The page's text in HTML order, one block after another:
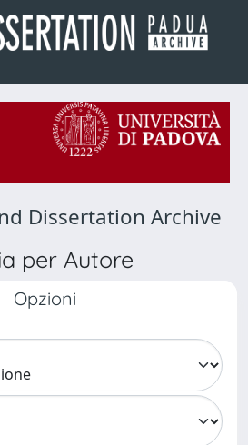
Dissertation Archive
per Autore
Opzioni